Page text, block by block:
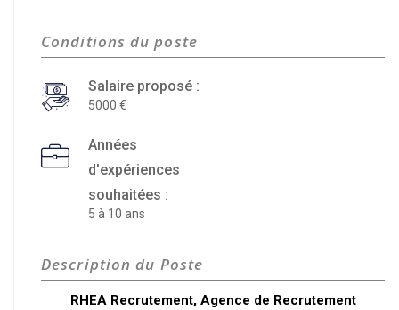
Conditions du poste
Salaire proposé :
5000
Années
d'expériences
souhaitées :
5 à 10 ans
Description du Poste
RHEA Recrutement, Agence de Recrutement